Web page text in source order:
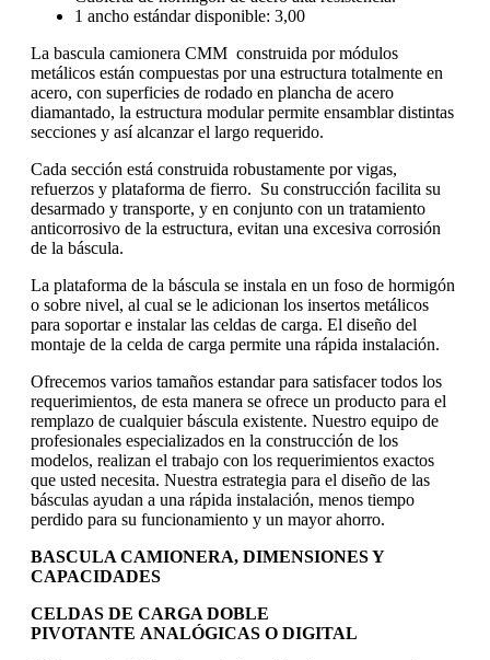
1 ancho estándar disponible: 3,00
La bascula camionera CMM construida por módulos
metálicos están compuestas por una estructura totalmente en
acero, con superficies de rodado en plancha de acero
diamantado, la estructura modular permite ensamblar distintas
secciones y así alcanzar el largo requerido.
Cada sección está construida robustamente por vigas,
refuerzos y plataforma de fierro. Su construcción facilita su
desarmado y transporte, y en conjunto con un tratamiento
anticorrosivo de la estructura, evitan una excesiva corrosión
de la báscula.
La plataforma de la báscula se instala en un foso de hormigón
o sobre nivel, al cual se le adicionan los insertos metálicos
para soportar e instalar las celdas de carga. El diseño del
montaje de la celda de carga permite una rápida instalación.
Ofrecemos varios tamaños estandar para satisfacer todos los
requerimientos, de esta manera se ofrece un producto para el
remplazo de cualquier báscula existente. Nuestro equipo de
profesionales especializados en la construcción de los
modelos, realizan el trabajo con los requerimientos exactos
que usted necesita. Nuestra estrategia para el diseño de las
básculas ayudan a una rápida instalación, menos tiempo
perdido para su funcionamiento y un mayor ahorro.
BASCULA CAMIONERA, DIMENSIONES Y
CAPACIDADES
CELDAS DE CARGA DOBLE
PIVOTANTE ANALÓGICAS O DIGITAL